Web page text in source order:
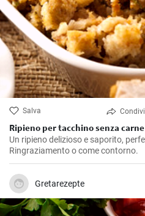
Salva
Ripieno per tacchino senza carne
Un ripieno delizioso e saporito,
Ringraziamento o come contorno.
Gretarezepte